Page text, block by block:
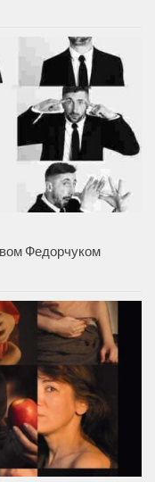
Федорчуком